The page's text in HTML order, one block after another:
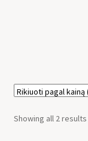
Showing all 2 results